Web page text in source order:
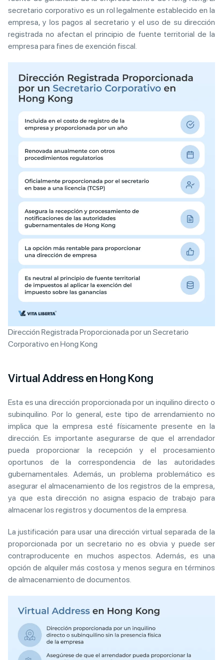
secretario corporativo es un rol legalmente establecido en la
empresa, y los pagos al secretario y el uso de su dirección
registrada no afectan el principio de fuente territorial de la
empresa para fines de exención fiscal.
Dirección Registrada Proporcionada por un Secretario
Corporativo en Hong Kong
Virtual Address en Hong Kong
Esta es una dirección proporcionada por un inquilino directo o
subinquilino. Por lo general, este tipo de arrendamiento no
implica que la empresa esté físicamente presente en la
dirección. Es importante asegurarse de que el arrendador
pueda proporcionar la recepción y el procesamiento
oportunos de la correspondencia de las autoridades
gubernamentales. Además, un problema problemático es
asegurar el almacenamiento de los registros de la empresa,
ya que esta dirección no asigna espacio de trabajo para
almacenar los registros y documentos de la empresa.
La justificación para usar una dirección virtual separada de la
proporcionada por un secretario no es obvia y puede ser
contraproducente en muchos aspectos. Además, es una
opción de alquiler más costosa y menos segura en términos
de almacenamiento de documentos.